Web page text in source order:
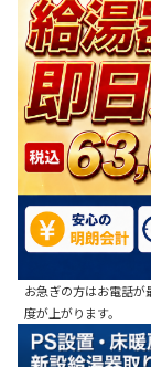
お急ぎの方はお電話
度が上がります。